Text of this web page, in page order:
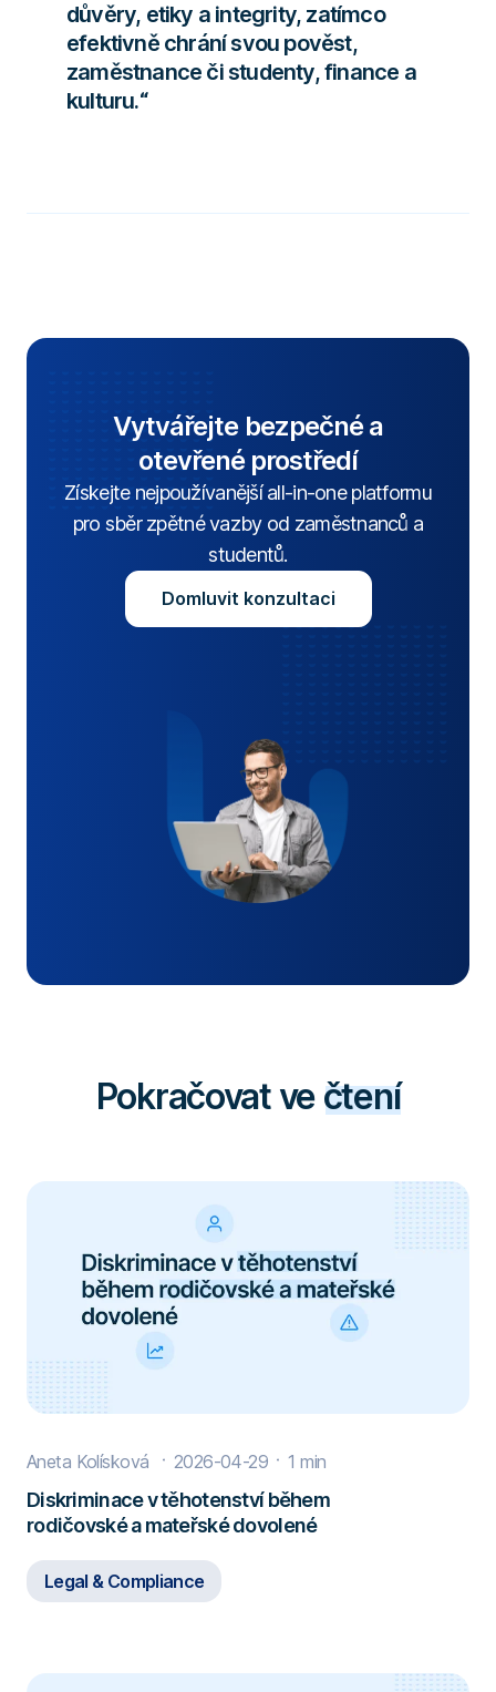
důvěry, etiky a integrity, zatímco
efektivně chrání svou pověst,
zaměstnance či studenty, finance a
kulturu.“
Vytvářejte bezpečné a
otevřené prostředí
Získejte nejpoužívanější all-in-one platformu
pro sběr zpětné vazby od zaměstnanců a
studentů.
Domluvit konzultaci
Pokračovat ve čtení
Aneta Kolísková 2026-04-29 1 min
Diskriminace v těhotenství během
rodičovské a mateřské dovolené
Legal & Compliance